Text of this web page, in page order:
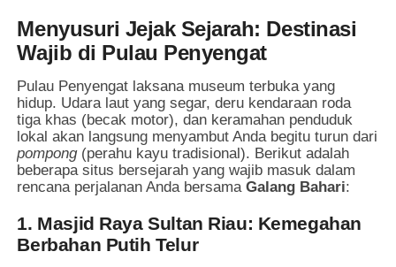
Menyusuri Jejak Sejarah: Destinasi
Wajib di Pulau Penyengat
Pulau Penyengat laksana museum terbuka yang
hidup. Udara laut yang segar, deru kendaraan roda
tiga khas (becak motor), dan keramahan penduduk
lokal akan langsung menyambut Anda begitu turun dari
pompong(perahu kayu tradisional). Berikut adalah
beberapa situs bersejarah yang wajib masuk dalam
rencana perjalanan Anda bersamaGalang Bahari:
1. Masjid Raya Sultan Riau: Kemegahan
Berbahan Putih Telur